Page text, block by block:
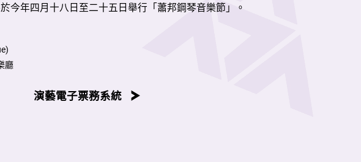
今年四月十八日至二十五日舉行「蕭邦鋼琴音樂節」。
。
廳
演藝電子票務系統